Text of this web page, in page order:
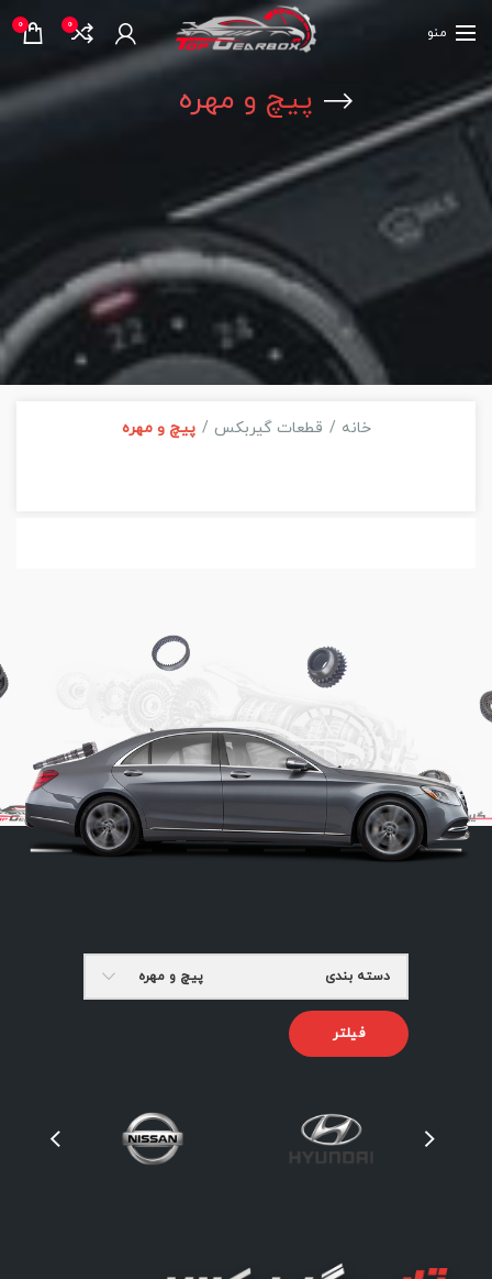
منو 0
0
پیچ و مهره
خانه قطعات گیربکس پیچ و مهره
دسته بندی پیچ و مهره
فیلتر